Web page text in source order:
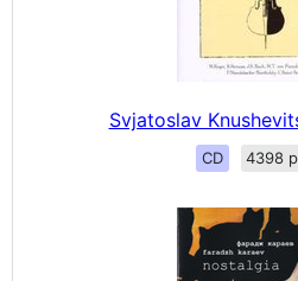
Svjatoslav
CD 4398